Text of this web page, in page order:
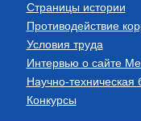
Страницы истории
Противодействие
Условия труда
Интервью о сайте
Научно-техническая
Конкурсы